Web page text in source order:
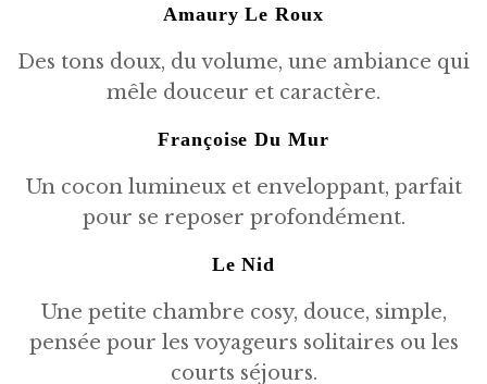
Amaury Le Roux
Des tons doux, du volume, une ambiance qui
mêle douceur et caractère.
Françoise Du Mur
Un cocon lumineux et enveloppant, parfait
pour se reposer profondément.
Le Nid
Une petite chambre cosy, douce, simple,
pensée pour les voyageurs solitaires ou les
courts séjours.